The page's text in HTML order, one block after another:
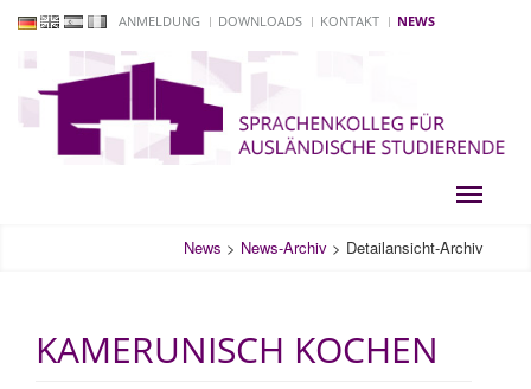
ANMELDUNG DOWNLOADS KONTAKT NEWS
Toggle
News > News-Archiv > Detailansicht-Archiv
KAMERUNISCH KOCHEN